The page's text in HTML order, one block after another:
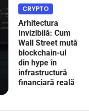
CRYPTO
Arhitectura
Invizibilă: Cum
Wall Street mută
blockchain-ul
din hype în
infrastructură
financiară reală